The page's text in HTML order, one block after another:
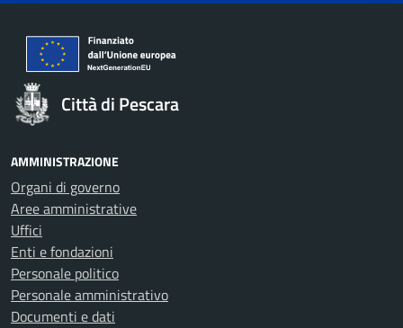
Città di Pescara
AMMINISTRAZIONE
Organi di governo
Aree amministrative
Uffici
Enti e fondazioni
Personale politico
Personale amministrativo
Documenti e dati